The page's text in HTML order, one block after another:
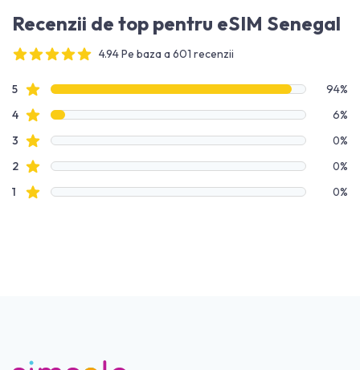
Recenzii de top pentru eSIM Senegal
4.94 Pe baza a 601 recenzii
Date recenzie
5recenzii cu stele
94%
4recenzii cu stele
6%
3 recenzii cu stele
0%
2recenzii cu stele
0%
1 recenzii cu stele 0%